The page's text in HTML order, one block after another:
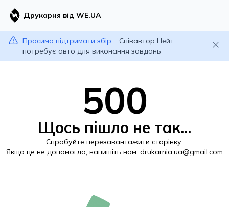
Друкарня від WE.UA
Просимо підтримати збір:
Співавтор Нейт
потребує авто для виконання завдань
500
Щось пішло не так...
Спробуйте перезавантажити сторінку.
Якщо це не допомогло, напишіть нам: drukarnia.ua@gmail.com